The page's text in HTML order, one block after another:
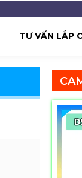
TƯ VẤN LẮP